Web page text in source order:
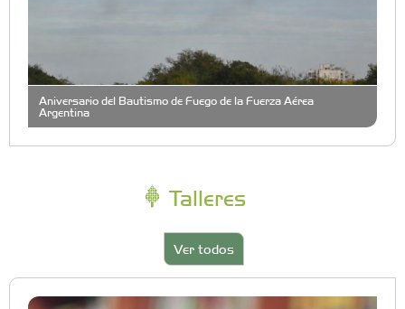
Aniversario del Bautismo de Fuego de la Fuerza Aérea
Argentina
Talleres
Ver todos